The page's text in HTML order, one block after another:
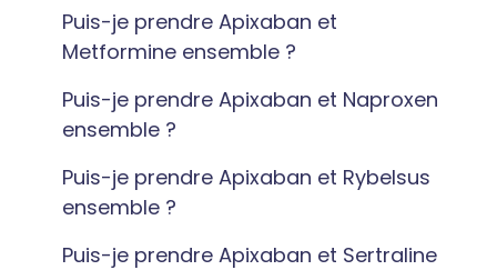
Puis-je prendre Apixaban et
Metformine ensemble ?
Puis-je prendre Apixaban et Naproxen
ensemble ?
Puis-je prendre Apixaban et Rybelsus
ensemble ?
Puis-je prendre Apixaban et Sertraline